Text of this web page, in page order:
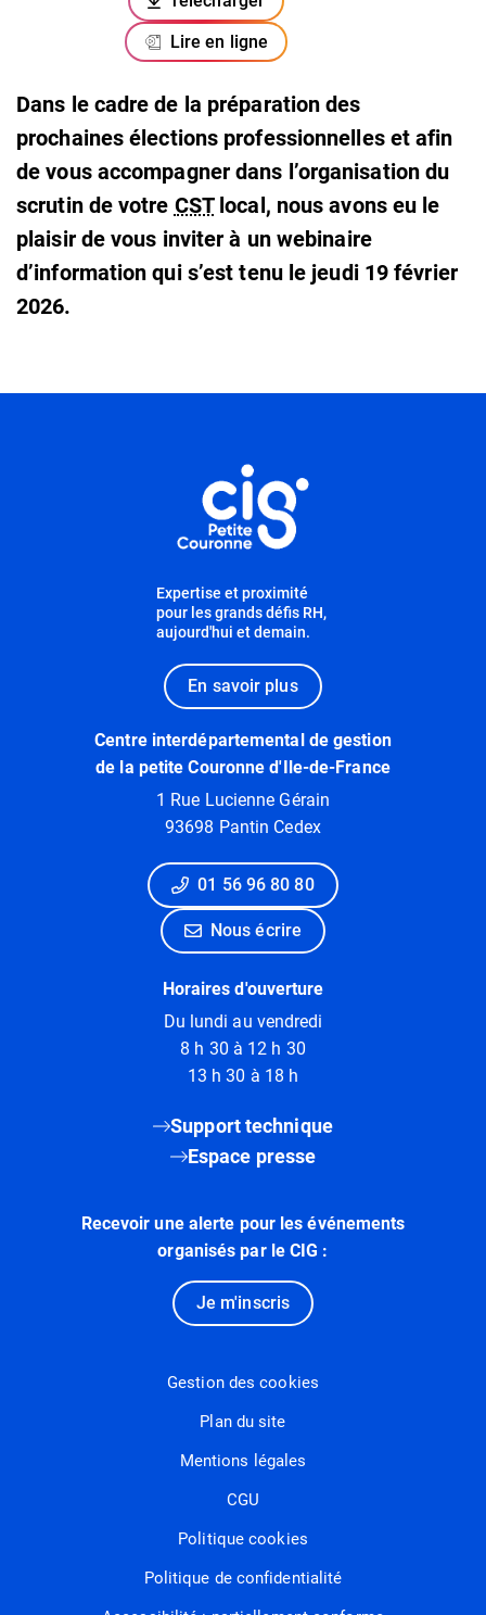
(ouverture dans un nouvel onglet)
Lire en ligne
Dans le cadre de la préparation des
prochaines élections professionnelles et afin
de vous accompagner dans l’organisation du
scrutin de votre CSTlocal, nous avons eu le
plaisir de vous inviter à un webinaire
d’information qui s’est tenu le jeudi 19 février
2026.
Expertise et proximité
pour les grands défis RH,
aujourd'hui et demain.
En savoir plus
Centre interdépartemental de gestion
de la petite Couronne d'Ile-de-France
1 Rue Lucienne Gérain
93698 Pantin Cedex
01 56 96 80 80
Nous écrire
Horaires d'ouverture
Du lundi au vendredi
8 h 30 à 12 h 30
13 h 30 à 18 h
Support technique
Espace presse
Recevoir une alerte pour les événements
organisés par le CIG :
Je m'inscris
Gestion des cookies
Plan du site
Mentions légales
CGU
Politique cookies
Politique de confidentialité